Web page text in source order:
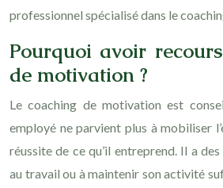
professionnel spécialisé dans le
Pourquoi avoir
de motivation ?
Le coaching de motivation est
employé ne parvient plus à mobiliser
réussite de ce qu’il entreprend. Il a
au travail ou à maintenir son activité